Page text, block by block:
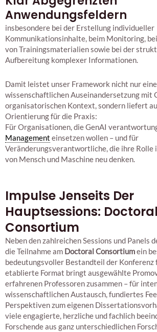
Anwendungsfeldern
insbesondere bei der Erstellung individueller
Kommunikationsinhalte, beim Monitoring,
von Trainingsmaterialien sowie bei der
Aufbereitung komplexer Informationen.
Damit leistet unser Framework nicht nur
wissenschaftlichen Auseinandersetzung mit
organisatorischen Kontext, sondern liefert
Orientierung für die Praxis:
Für Organisationen, die GenAI
Management einsetzen wollen – und für
Veränderungsverantwortliche, die ihre Rolle
von Mensch und Maschine neu denken.
Impulse Jenseits Der
Hauptsessions: Doctoral
Consortium
Neben den zahlreichen Sessions und Panels
die Teilnahme am Doctoral Consortiumein
bedeutungsvoller Bestandteil der Konferenz
etablierte Format bringt ausgewählte
erfahrenen Professoren zusammen – für
wissenschaftlichen Austausch, fundiertes
Perspektiven zum eigenen
viele engagierte, herzliche und fachlich
Forschende aus ganz unterschiedlichen